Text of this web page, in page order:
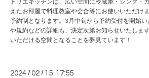
トリエキッチンは、広い空間に冷蔵庫・シンク・
えたお部屋で料理教室や会合等にお使いいただけ
予約制となります。3月中旬から予約受付を開始
や規約などの詳細も、決定次第お知らせいたしま
いただける空間となることを夢見ています！
2024 /02 / 15 17:55